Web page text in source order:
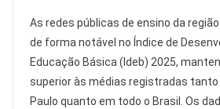
Avança
No
Ideb
2025
E
As redes públicas de ensino da
de forma notável no Índice de
Educação Básica (Ideb) 2025,
superior às médias registradas tanto
Paulo quanto em todo o Brasil. Os